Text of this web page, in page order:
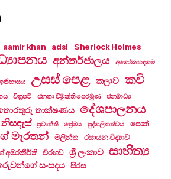
aamir khan adsl Sherlock Holmes
අන්තර්ජාලය අශෝක හඳගම
ඉතිහාසය උසස් පෙළ කලාව කවි
චිත්‍රපටි ජනතා විමුක්ති පෙරමුණ ජනමාධ්‍ය
තාක්ෂණය දේශපාලනය
නිසඳැස් ප්‍රවෘත්ති ප්‍රේමය පුද්ගලිකත්වය පොත්
මැරතන් මලින්ත
රසායන විද්‍යාව
අමරකීර්ති විරහව ශ්‍රී ලංකාව සාහිත්‍ය
සංසදය සිරස